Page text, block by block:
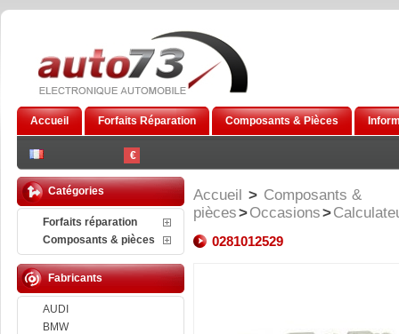
€
Accueil Forfaits Réparation Composants & Pièces
Catégories
Forfaits réparation
Composants & pièces
Fabricants
AUDI
BMW
Accueil > Composants &
pièces>Occasions>
0281012529